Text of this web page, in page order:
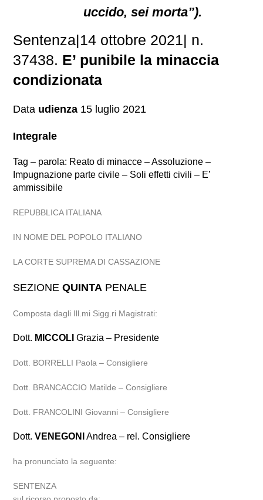
uccido, sei morta”).
Sentenza|14 ottobre 2021| n.
37438. E’ punibile la minaccia
condizionata
Data udienza 15 luglio 2021
Integrale
Tag – parola: Reato di minacce – Assoluzione –
Impugnazione parte civile – Soli effetti civili – E’
ammissibile
REPUBBLICA ITALIANA
IN NOME DEL POPOLO ITALIANO
LA CORTE SUPREMA DI CASSAZIONE
SEZIONEQUINTA PENALE
Composta dagli Ill.mi Sigg.ri Magistrati:
Dott. MICCOLI Grazia – Presidente
Dott. BORRELLI Paola – Consigliere
Dott. BRANCACCIO Matilde – Consigliere
Dott. FRANCOLINI Giovanni – Consigliere
Dott.VENEGONI Andrea – rel. Consigliere
ha pronunciato la seguente:
SENTENZA